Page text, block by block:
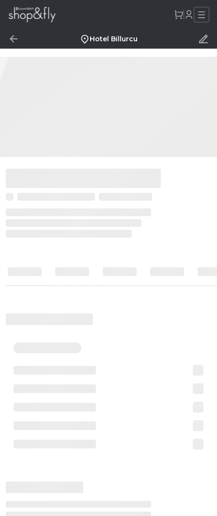
Hotel Billurcu